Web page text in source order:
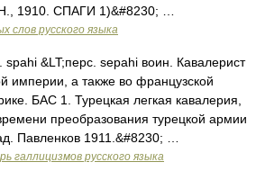
1910. СПАГИ 1)&#8230; …
слов русского языка
&LT;перс. sepahi воин. Кавалерист
империи, а также во французской
БАС 1. Турецкая легкая кавалерия,
преобразования турецкой армии
Павленков 1911.&#8230; …
галлицизмов русского языка